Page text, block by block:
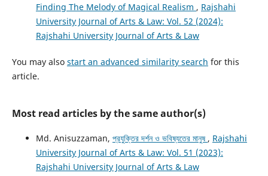
Finding The Melody of Magical Realism , Rajshahi
University Journal of Arts & Law: Vol. 52 (2024):
Rajshahi University Journal of Arts & Law
You may also start an advanced similarity search for this
article.
Most read articles by the same author(s)
Md. Anisuzzaman, প্রযুক্তির দর্শন ও ভবিষ্যতের মানুষ , Rajshahi
University Journal of Arts & Law: Vol. 51 (2023):
Rajshahi University Journal of Arts & Law